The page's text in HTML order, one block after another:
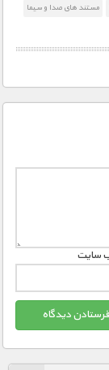
مستند های صدا و سیما
سایت